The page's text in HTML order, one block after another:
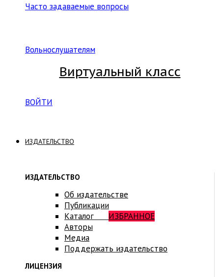
Часто задаваемые вопросы
Вольнослушателям
Виртуальный класс
ВОЙТИ
ИЗДАТЕЛЬСТВО
ИЗДАТЕЛЬСТВО
Об издательстве
Публикации
Каталог ИЗБРАННОЕ
Авторы
Медиа
Поддержать издательство
ЛИЦЕНЗИЯ